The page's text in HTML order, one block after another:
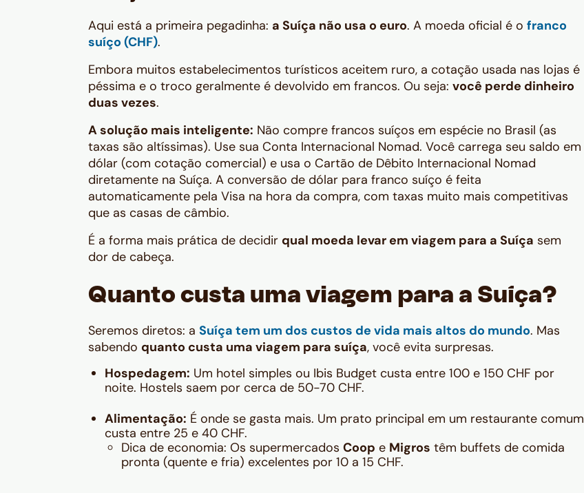
Aqui está a primeira pegadinha: a Suíça não usa o euro. A moeda oficial é o franco
suíço (CHF).
Embora muitos estabelecimentos turísticos aceitem ruro, a cotação usada nas lojas é
péssima e o troco geralmente é devolvido em francos. Ou seja: você perde dinheiro
duas vezes.
A solução mais inteligente: Não compre francos suíços em espécie no Brasil (as
taxas são altíssimas). Use sua Conta Internacional Nomad. Você carrega seu saldo em
dólar (com cotação comercial) e usa o Cartão de Dêbito Internacional Nomad
diretamente na Suíça. A conversão de dólar para franco suíço é feita
automaticamente pela Visa na hora da compra, com taxas muito mais competitivas
que as casas de câmbio.
É a forma mais prática de decidir qual moeda levar em viagem para a Suíça sem
dor de cabeça.
Quanto custa uma viagem para a Suíça?
Seremos diretos: a Suíça tem um dos custos de vida mais altos do mundo. Mas
sabendo quanto custa uma viagem para suíça, você evita surpresas.
Hospedagem: Um hotel simples ou Ibis Budget custa entre 100 e 150 CHF por
noite. Hostels saem por cerca de 50-70 CHF.
Alimentação: É onde se gasta mais. Um prato principal em um restaurante comum
custa entre 25 e 40 CHF.
Dica de economia: Os supermercados Coop e Migros têm buffets de comida
pronta (quente e fria) excelentes por 10 a 15 CHF.